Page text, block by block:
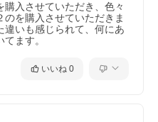
入させていただき、色々
を購入させていただきま
違いも感じられて、何にあ
ます。
いいね 0